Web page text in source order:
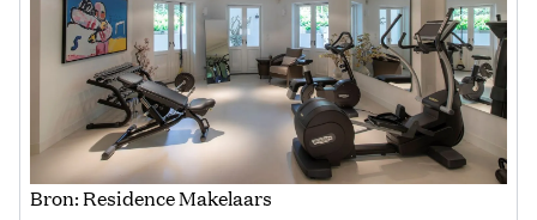
Bron: Residence Makelaars